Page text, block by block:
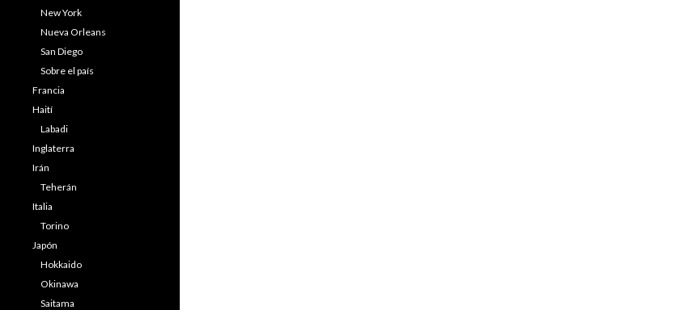
New York
Nueva Orleans
San Diego
Sobre el país
Francia
Haití
Labadi
Inglaterra
Irán
Teherán
Italia
Torino
Japón
Hokkaido
Okinawa
Saitama